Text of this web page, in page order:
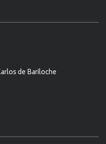
de Bariloche